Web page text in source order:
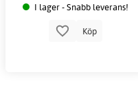
I lager - Snabb leverans!
Köp